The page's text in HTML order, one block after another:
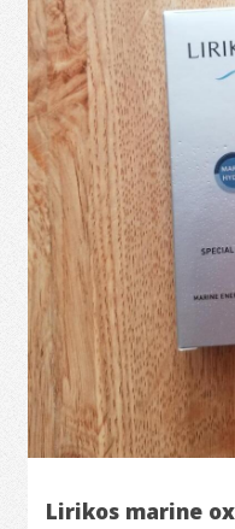
Lirikos marine